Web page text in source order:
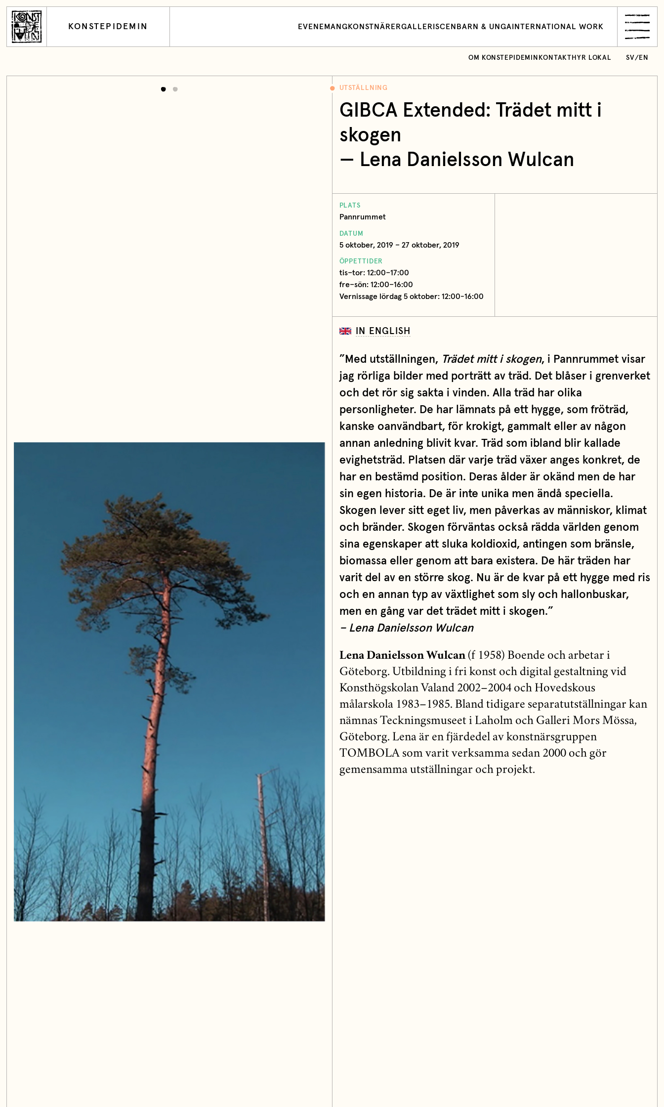
KONSTEPIDEMIN EVENEMANG KONSTNÄRERGALLERI SCEN BARN & UNGA INTERNATIONAL WORK
OM KONSTEPIDEMIN KONTAKT HYR LOKAL SV/ EN
UTSTÄLLNING
GIBCA Extended: Trädet mitt i
skogen
— Lena Danielsson Wulcan
PLATS
Pannrummet
DATUM
5 oktober, 2019 – 27 oktober, 2019
ÖPPETTIDER
tis–tor: 12:00–17:00
fre–sön: 12:00–16:00
Vernissage lördag 5 oktober: 12:00-16:00
IN ENGLISH
”Med utställningen, Trädet mitt i skogen, i Pannrummet visar
jag rörliga bilder med porträtt av träd. Det blåser i grenverket
och det rör sig sakta i vinden. Alla träd har olika
personligheter. De har lämnats på ett hygge, som fröträd,
kanske oanvändbart, för krokigt, gammalt eller av någon
annan anledning blivit kvar. Träd som ibland blir kallade
evighetsträd. Platsen där varje träd växer anges konkret, de
har en bestämd position. Deras ålder är okänd men de har
sin egen historia. De är inte unika men ändå speciella.
Skogen lever sitt eget liv, men påverkas av människor, klimat
och bränder. Skogen förväntas också rädda världen genom
sina egenskaper att sluka koldioxid, antingen som bränsle,
biomassa eller genom att bara existera. De här träden har
varit del av en större skog. Nu är de kvar på ett hygge med ris
och en annan typ av växtlighet som sly och hallonbuskar,
men en gång var det trädet mitt i skogen.”
– Lena Danielsson Wulcan
Lena Danielsson Wulcan(f 1958) Boende och arbetar i
Göteborg. Utbildning i fri konst och digital gestaltning vid
Konsthögskolan Valand 2002–2004 och Hovedskous
målarskola 1983–1985. Bland tidigare separatutställningar kan
nämnas Teckningsmuseet i Laholm och Galleri Mors Mössa,
Göteborg. Lena är en fjärdedel av konstnärsgruppen
TOMBOLA som varit verksamma sedan 2000 och gör
gemensamma utställningar och projekt.